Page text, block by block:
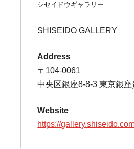
シセイドウギャラリー
SHISEIDO GALLERY
Address
〒104-0061
中央区銀座8-8-3 東京銀
Website
https://